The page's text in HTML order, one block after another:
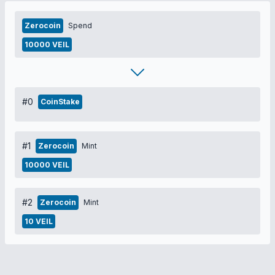
Zerocoin Spend
10000 VEIL
#0 CoinStake
#1 Zerocoin Mint
10000 VEIL
#2 Zerocoin Mint
10 VEIL